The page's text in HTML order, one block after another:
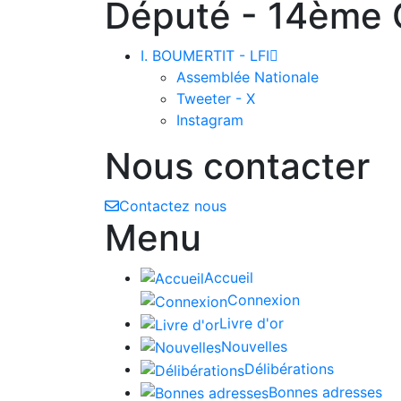
Député - 14ème
I. BOUMERTIT - LFI
Assemblée Nationale
Tweeter - X
Instagram
Nous contacter
Contactez nous
Menu
Accueil
Connexion
Livre d'or
Nouvelles
Délibérations
Bonnes adresses